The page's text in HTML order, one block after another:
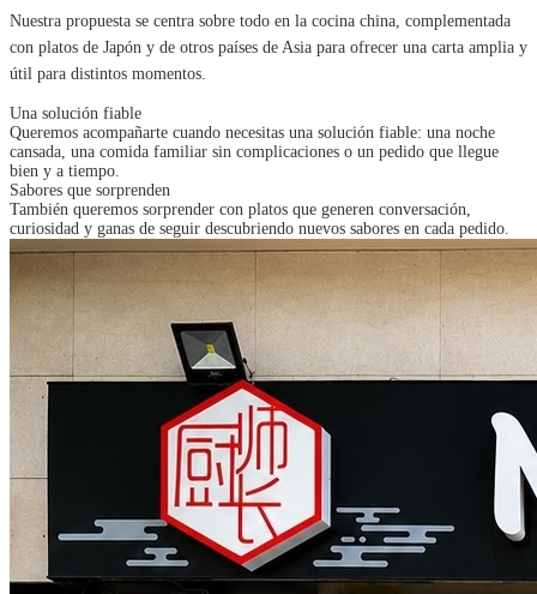
Nuestra propuesta se centra sobre todo en la cocina china, complementada
con platos de Japón y de otros países de Asia para ofrecer una carta amplia y
útil para distintos momentos.
Una solución fiable
Queremos acompañarte cuando necesitas una solución fiable: una noche
cansada, una comida familiar sin complicaciones o un pedido que llegue
bien y a tiempo.
Sabores que sorprenden
También queremos sorprender con platos que generen conversación,
curiosidad y ganas de seguir descubriendo nuevos sabores en cada pedido.